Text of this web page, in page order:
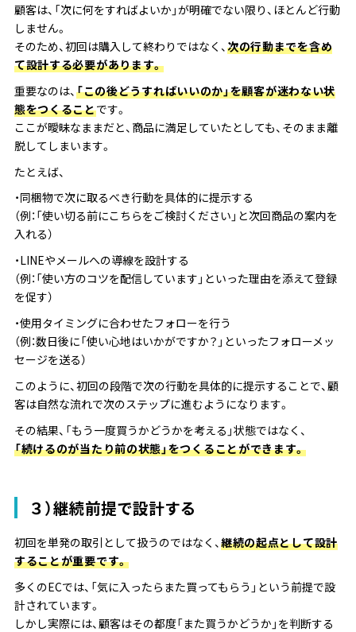
顧客は、「次に何をすればよいか」が明確でない限り、ほとんど行動
しません。
そのため、初回は購入して終わりではなく、 次の行動までを含め
て設計する必要があります。
重要なのは、 「この後どうすればいいのか」を顧客が迷わない状
態をつくることです。
ここが曖昧なままだと、商品に満足していたとしても、そのまま離
脱してしまいます。
たとえば、
・同梱物で次に取るべき行動を具体的に提示する
（例：「使い切る前にこちらをご検討ください」と次回商品の案内を
入れる）
・LINEやメールへの導線を設計する
（例：「使い方のコツを配信しています」といった理由を添えて登録
を促す）
・使用タイミングに合わせたフォローを行う
（例：数日後に「使い心地はいかがですか？」といったフォローメッ
セージを送る）
このように、初回の段階で次の行動を具体的に提示することで、顧
客は自然な流れで次のステップに進むようになります。
その結果、「もう一度買うかどうかを考える」状態ではなく、
「続けるのが当たり前の状態」をつくることができます。
３）継続前提で設計する
初回を単発の取引として扱うのではなく、継続の起点として設計
することが重要です。
多くのECでは、「気に入ったらまた買ってもらう」という前提で設
計されています。
しかし実際には、顧客はその都度「また買うかどうか」を判断する